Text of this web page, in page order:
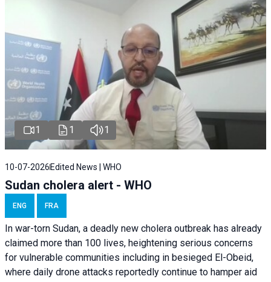
1 1 1
10-07-2026 Edited News | WHO
Sudan cholera alert - WHO
ENG FRA
In war-torn Sudan, a deadly new cholera outbreak has already
claimed more than 100 lives, heightening serious concerns
for vulnerable communities including in besieged El-Obeid,
where daily drone attacks reportedly continue to hamper aid